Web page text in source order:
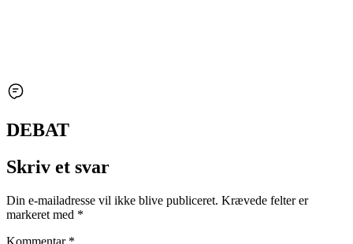
DEBAT
Skriv et svar
Din e-mailadresse vil ikke blive publiceret. Krævede felter er
markeret med *